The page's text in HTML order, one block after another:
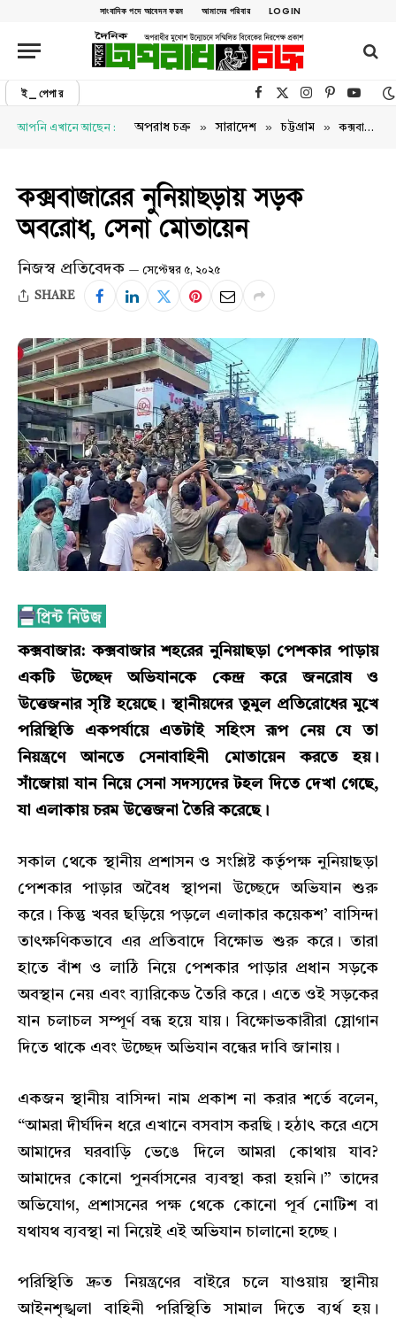
সাংবাদিক পদে আবেদন ফরম আমাদের পরিবার LOGIN
ই_পেপার Facebook
X (Twitter)Instagram
Pinterest
আপনি এখানে আছেন : অপরাধ চক্র » সারাদেশ » চট্টগ্রাম » কক্সবাজারের নুনিয়াছড়ায় সড়ক অবরোধ, সেনা মোতায়েন
কক্সবাজারের নুনিয়াছড়ায় সড়ক
অবরোধ, সেনা মোতায়েন
নিজস্ব প্রতিবেদক সেপ্টেম্বর ৫, ২০২৫
SHARE
কক্সবাজার: কক্সবাজার শহরের নুনিয়াছড়া পেশকার পাড়ায়
একটি উচ্ছেদ অভিযানকে কেন্দ্র করে জনরোষ ও
উত্তেজনার সৃষ্টি হয়েছে। স্থানীয়দের তুমুল প্রতিরোধের মুখে
পরিস্থিতি একপর্যায়ে এতটাই সহিংস রূপ নেয় যে তা
নিয়ন্ত্রণে আনতে সেনাবাহিনী মোতায়েন করতে হয়।
সাঁজোয়া যান নিয়ে সেনা সদস্যদের টহল দিতে দেখা গেছে,
যা এলাকায় চরম উত্তেজনা তৈরি করেছে।
সকাল থেকে স্থানীয় প্রশাসন ও সংশ্লিষ্ট কর্তৃপক্ষ নুনিয়াছড়া
পেশকার পাড়ার অবৈধ স্থাপনা উচ্ছেদে অভিযান শুরু
করে। কিন্তু খবর ছড়িয়ে পড়লে এলাকার কয়েকশ’ বাসিন্দা
তাৎক্ষণিকভাবে এর প্রতিবাদে বিক্ষোভ শুরু করে। তারা
হাতে বাঁশ ও লাঠি নিয়ে পেশকার পাড়ার প্রধান সড়কে
অবস্থান নেয় এবং ব্যারিকেড তৈরি করে। এতে ওই সড়কের
যান চলাচল সম্পূর্ণ বন্ধ হয়ে যায়। বিক্ষোভকারীরা স্লোগান
দিতে থাকে এবং উচ্ছেদ অভিযান বন্ধের দাবি জানায়।
একজন স্থানীয় বাসিন্দা নাম প্রকাশ না করার শর্তে বলেন,
“আমরা দীর্ঘদিন ধরে এখানে বসবাস করছি। হঠাৎ করে এসে
আমাদের ঘরবাড়ি ভেঙে দিলে আমরা কোথায় যাব?
আমাদের কোনো পুনর্বাসনের ব্যবস্থা করা হয়নি।” তাদের
অভিযোগ, প্রশাসনের পক্ষ থেকে কোনো পূর্ব নোটিশ বা
যথাযথ ব্যবস্থা না নিয়েই এই অভিযান চালানো হচ্ছে।
পরিস্থিতি দ্রুত নিয়ন্ত্রণের বাইরে চলে যাওয়ায় স্থানীয়
আইনশৃঙ্খলা বাহিনী পরিস্থিতি সামাল দিতে ব্যর্থ হয়।